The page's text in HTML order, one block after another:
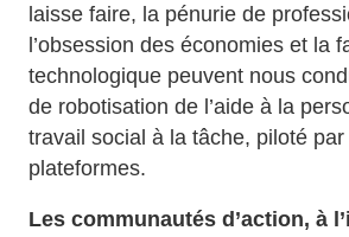
laisse faire, la pénurie de
l’obsession des économies et la
technologique peuvent nous
de robotisation de l’aide à la
travail social à la tâche, piloté par
plateformes.
Les communautés d’action, à